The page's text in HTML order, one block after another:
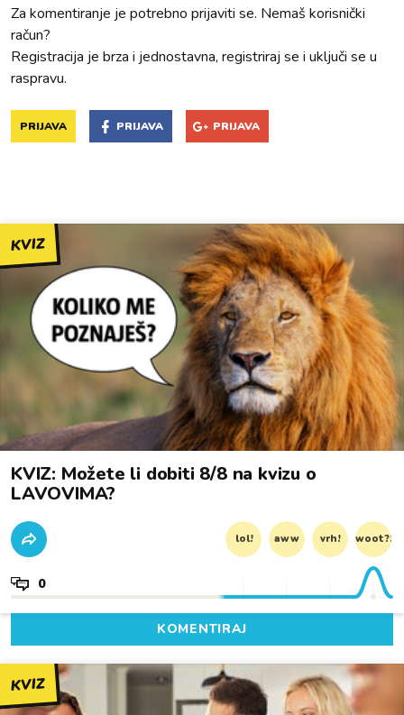
Za komentiranje je potrebno prijaviti se. Nemaš korisnički
račun?
Registracija je brza i jednostavna, registriraj se i uključi se u
raspravu.
PRIJAVA PRIJAVA PRIJAVA
KVIZ
KVIZ: Možete li dobiti 8/8 na kvizu o
LAVOVIMA?
lol! aww vrh! woot?!
0
KOMENTIRAJ
KVIZ